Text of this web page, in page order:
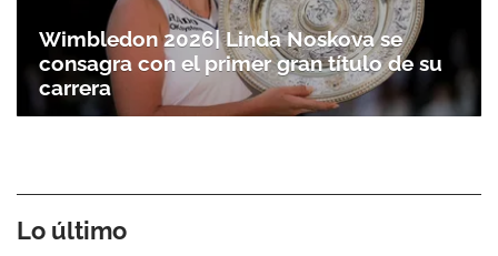
Wimbledon 2026| Linda Noskova se
consagra con el primer gran título de su
carrera
Lo último